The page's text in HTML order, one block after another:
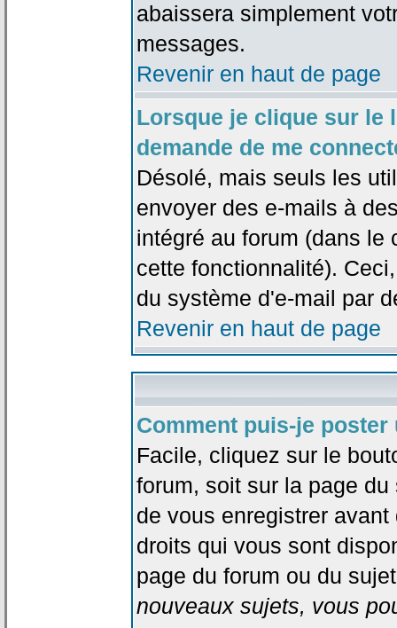
abaissera simplement
messages.
Revenir en haut de page
Lorsque je clique sur le
demande de me
Désolé, mais seuls les
envoyer des e-mails à
intégré au forum (dans le
cette fonctionnalité).
du système d'e-mail par
Revenir en haut de page
Comment puis-je
Facile, cliquez sur le
forum, soit sur la page
de vous enregistrer
droits qui vous sont
page du forum ou du
nouveaux sujets, vous